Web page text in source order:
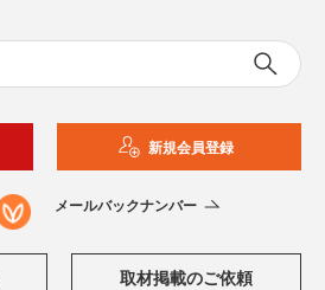
新規会員登録
メールバックナンバー
取材掲載のご依頼